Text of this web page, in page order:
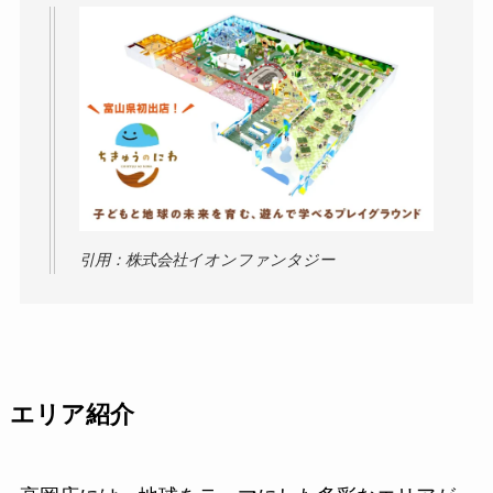
引用：株式会社イオンファンタジー
エリア紹介